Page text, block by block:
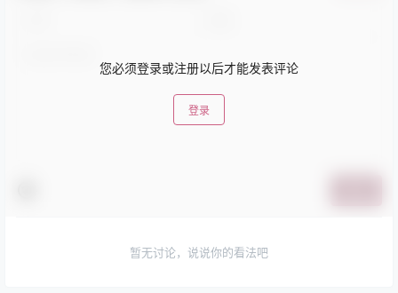
您必须登录或注册以后才能发表评论
登录
暂无讨论，说说你的看法吧